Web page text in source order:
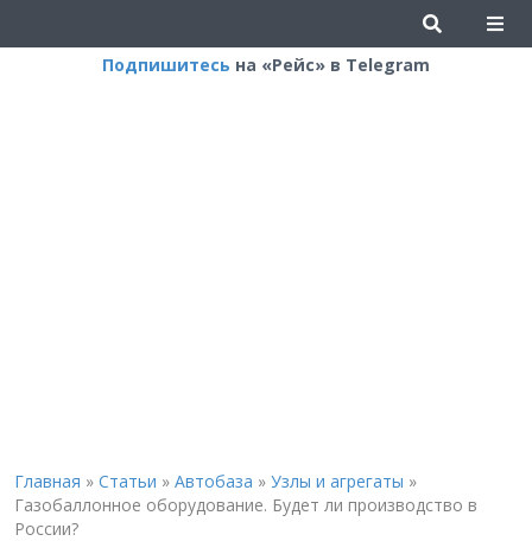
Подпишитесь на «Рейс» в Telegram
Главная » Статьи » Автобаза » Узлы и агрегаты »
Газобаллонное оборудование. Будет ли производство в
России?